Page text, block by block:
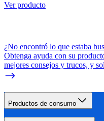
Ver producto
¿No encontró lo que estaba
Obtenga ayuda con su
mejores consejos y trucos, y
Productos de consumo